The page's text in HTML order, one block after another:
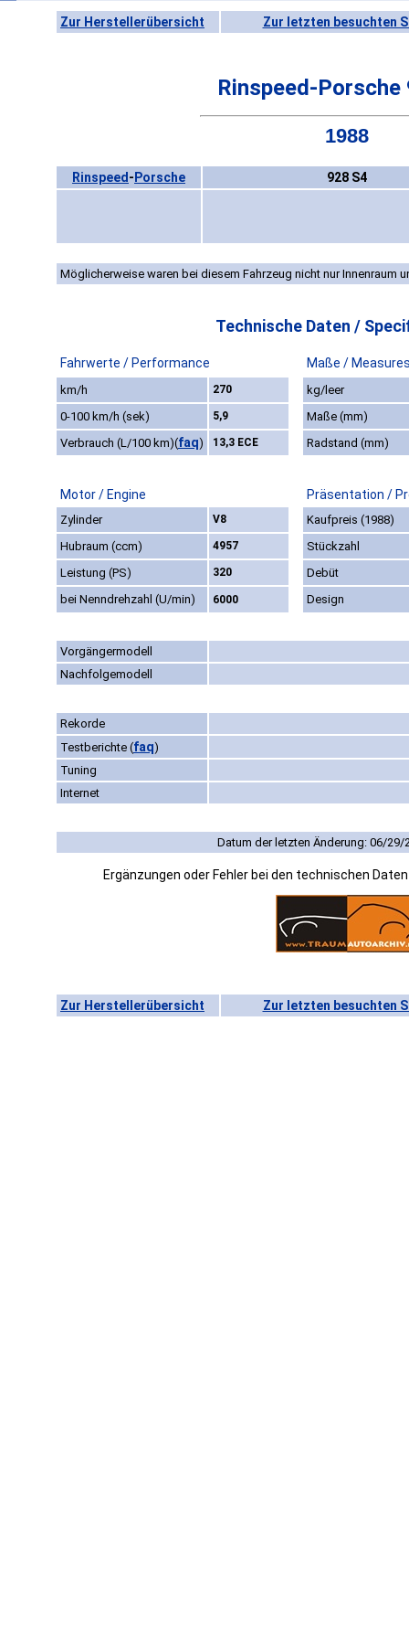
Zur Herstellerübersicht Zur letzten besuchten
Rinspeed-Porsche
1988
Rinspeed - Porsche 928 S4
Möglicherweise waren bei diesem Fahrzeug nicht nur Innenraum
Technische Daten /
Fahrwerte / Performance Maße /
km/h 270
kg/leer
0-100 km/h (sek)
5,9
Maße (mm)
Verbrauch (L/100 km)(faq) 13,3 ECE Radstand (mm)
Motor / Engine Präsentation /
Zylinder V8
Kaufpreis (1988)
Hubraum (ccm)
4957
Stückzahl
Leistung (PS)
320
Debüt
bei Nenndrehzahl (U/min)
6000 Design
Vorgängermodell
Nachfolgemodell
Rekorde
Testberichte (faq)
Tuning
Internet
Datum der letzten Änderung: 06/29/
Ergänzungen oder Fehler bei den technischen
Zur Herstellerübersicht Zur letzten besuchten